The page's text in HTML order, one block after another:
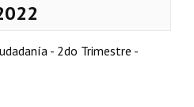
- 2do Trimestre -